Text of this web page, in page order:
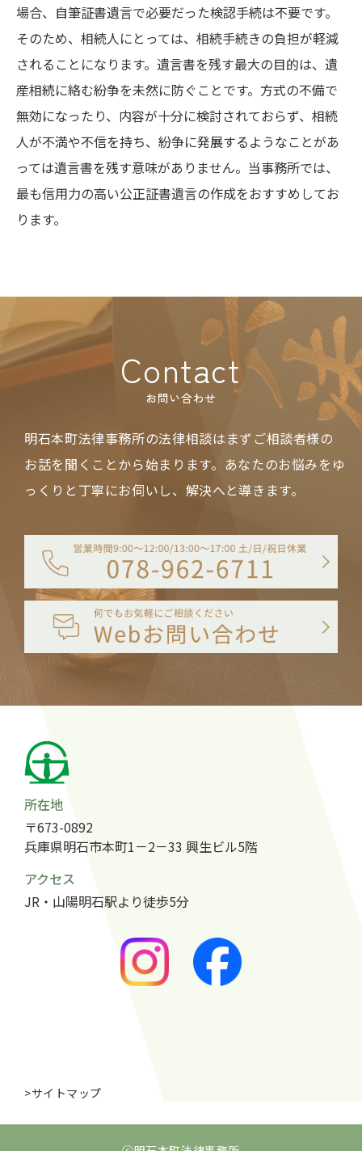
場合、自筆証書遺言で必要だった検認手続は不要です。
そのため、相続人にとっては、相続手続きの負担が軽減
されることになります。遺言書を残す最大の目的は、遺
産相続に絡む紛争を未然に防ぐことです。方式の不備で
無効になったり、内容が十分に検討されておらず、相続
人が不満や不信を持ち、紛争に発展するようなことがあ
っては遺言書を残す意味がありません。当事務所では、
最も信用力の高い公正証書遺言の作成をおすすめしてお
ります。
Contact
お問い合わせ
明石本町法律事務所の法律相談は まずご相談者様の
お話を聞くことから始まります。 あなたのお悩みをゆ
っくりと丁寧にお伺いし、解決へと導きます。
所在地
〒673-0892
兵庫県明石市本町1－2－33 興生ビル5階
アクセス
JR・山陽明石駅より徒歩5分
>サイトマップ